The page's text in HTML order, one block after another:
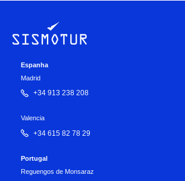
Espanha
Madrid
+34 913 238 208
Valencia
+34 615 82 78 29
Portugal
Reguengos de Monsaraz